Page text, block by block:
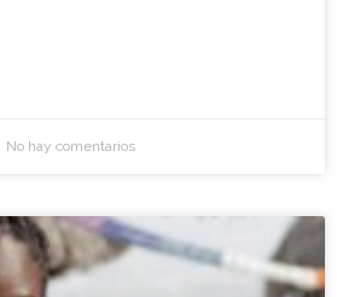
No hay comentarios